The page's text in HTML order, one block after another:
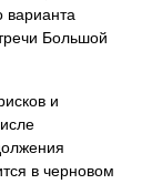
варианта
Большой
и
в черновом